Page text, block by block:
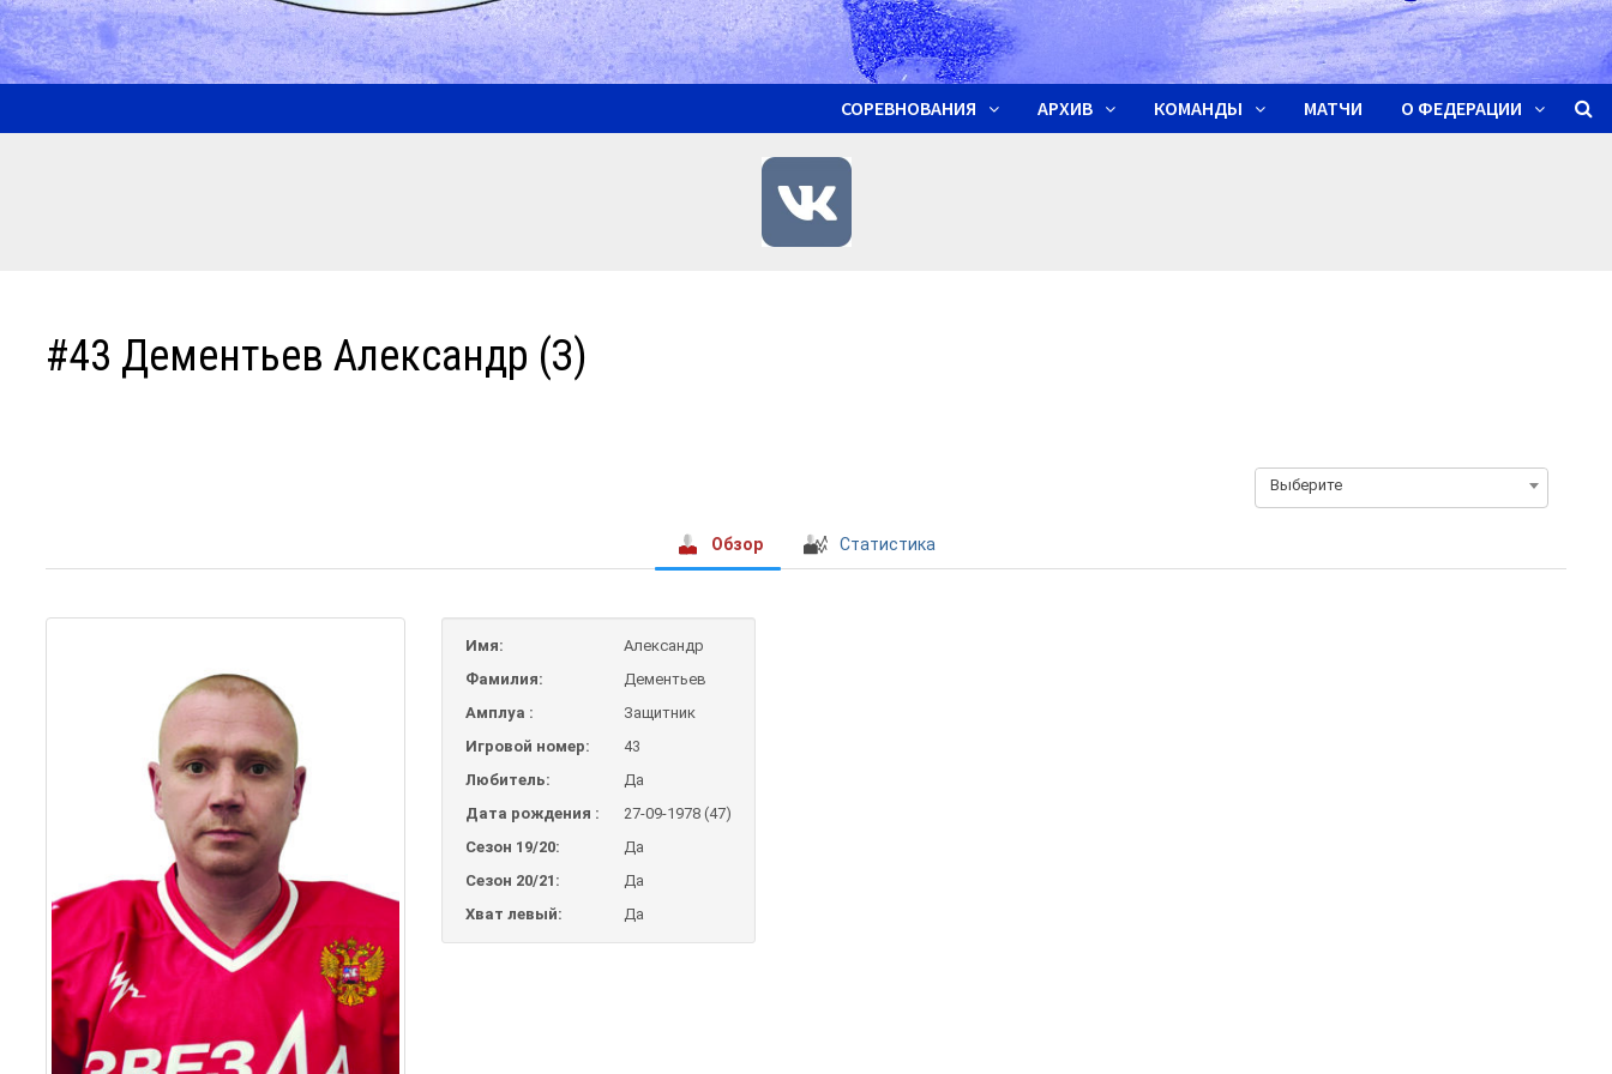
СОРЕВНОВАНИЯ АРХИВ КОМАНДЫ МАТЧИ О ФЕДЕРАЦИИ
#43 Дементьев Александр (З)
Выберите
Обзор Статистика
Имя:
Александр
Фамилия:
Дементьев
Амплуа :
Защитник
Игровой номер:
43
Любитель:
Да
Дата рождения :
27-09-1978 (47)
Сезон 19/20:
Да
Сезон 20/21:
Да
Хват левый:
Да